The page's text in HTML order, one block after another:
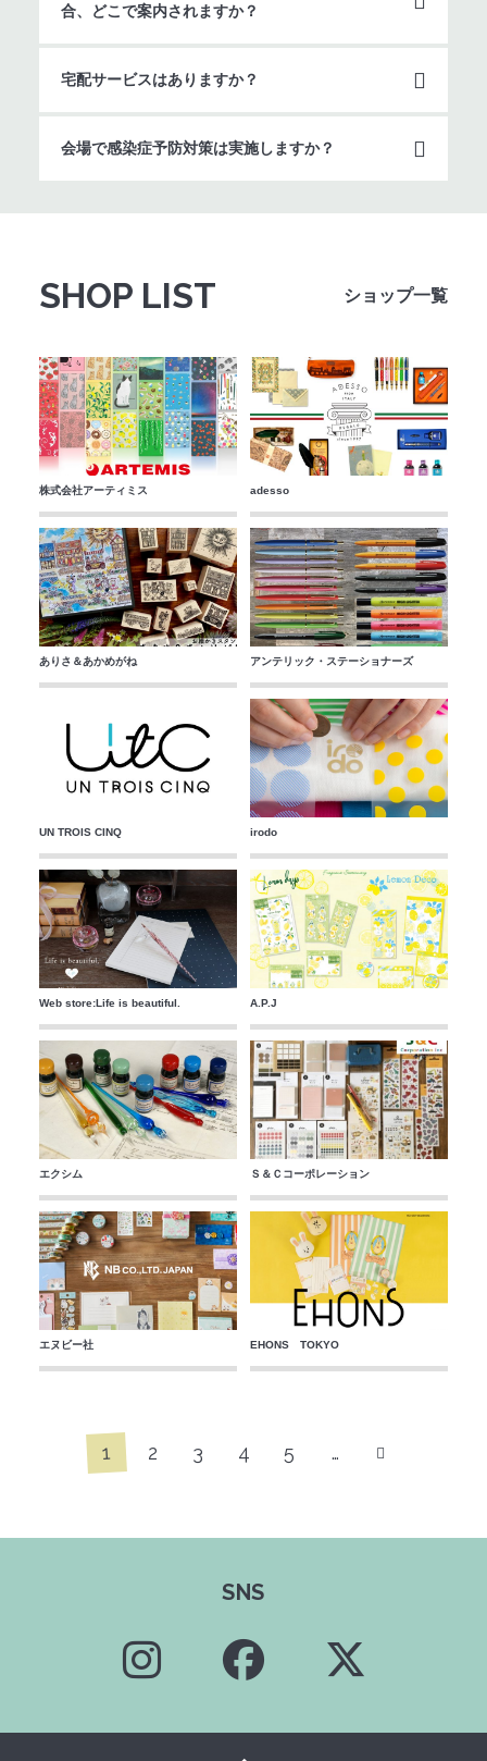
合、どこで案内されますか？
宅配サービスはありますか？
会場で感染症予防対策は実施しますか？
SHOP LIST ショップ一覧
株式会社アーティミス adesso
ありさ＆あかめがね アンテリック・ステーショナーズ
UN TROIS CINQ irodo
Web store:Life is beautiful. A.P.J
エクシム Ｓ＆Ｃコーポレーション
エヌビー社 EHONS TOKYO
1 2 3 4 5 …
SNS